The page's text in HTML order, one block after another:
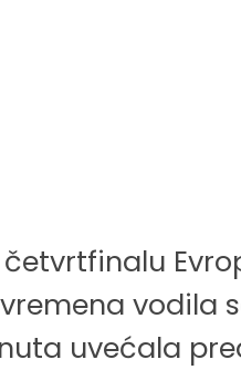
vodila
uvećala